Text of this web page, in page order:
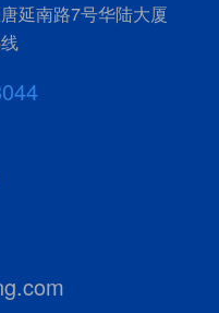
延南路7号华陆大厦